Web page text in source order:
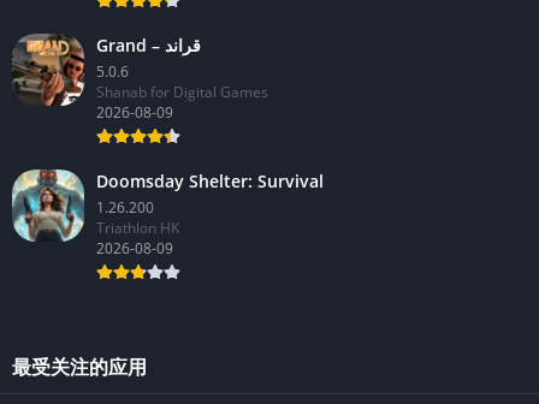
Grand – قراند
5.0.6
Shanab for Digital Games
2026-08-09
Doomsday Shelter: Survival
1.26.200
Triathlon HK
2026-08-09
最受关注的应用